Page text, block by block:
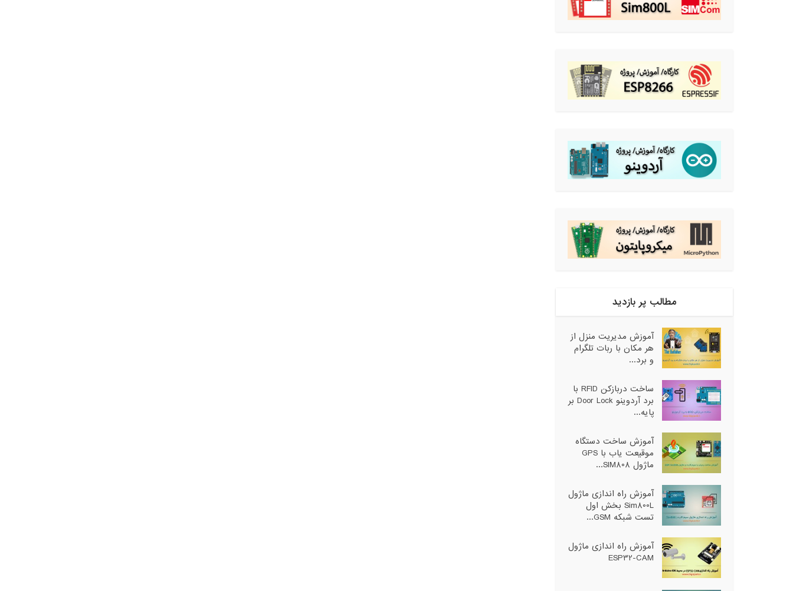
مطالب پر بازدید
آموزش مدیریت منزل از
هر مکان با ربات تلگرام
و برد...
ساخت دربازکن RFID با
برد آردوینو Door Lock بر
پایه...
آموزش ساخت دستگاه
موقیعت یاب با GPS
ماژول SIM808...
آموزش راه اندازی ماژول
Sim800L بخش اول
تست شبکه GSM...
آموزش راه اندازی ماژول
ESP32-CAM